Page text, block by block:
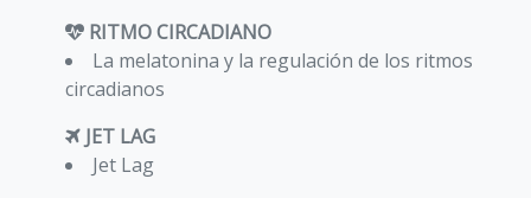
RITMO CIRCADIANO
La melatonina y la regulación de los ritmos
circadianos
JET LAG
Jet Lag